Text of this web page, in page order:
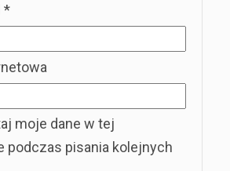
*
moje dane w tej
podczas pisania kolejnych